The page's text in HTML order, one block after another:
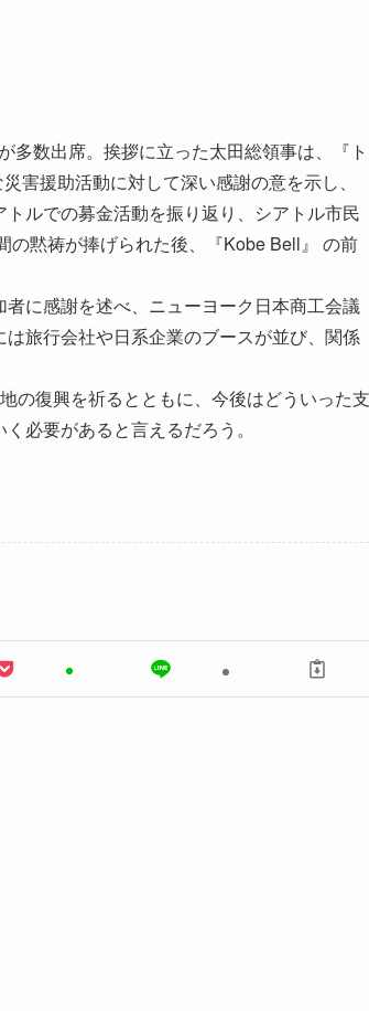
数出席。挨拶に立った太田総領事は、『ト
害援助活動に対して深い感謝の意を示し、
ルでの募金活動を振り返り、シアトル市民
の黙祷が捧げられた後、『Kobe Bell』 の前
に感謝を述べ、ニューヨーク日本商工会議
旅行会社や日系企業のブースが並び、関係
の復興を祈るとともに、今後はどういった支
必要があると言えるだろう。